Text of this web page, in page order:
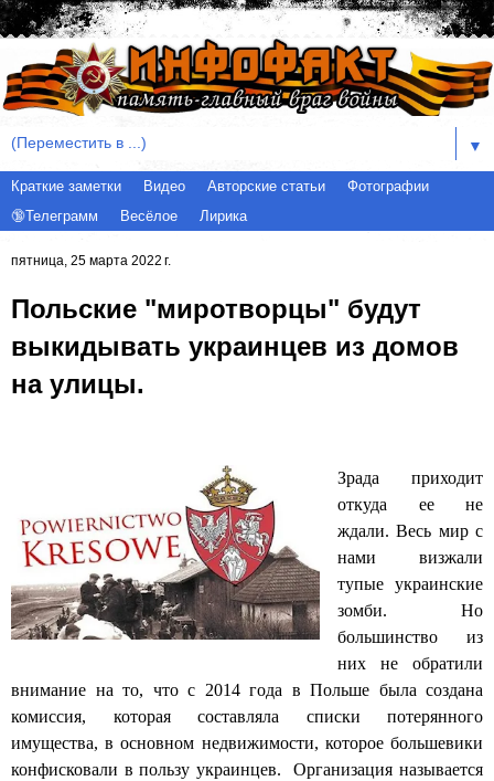
▼
Краткие заметки Видео Авторские статьи
Фотографии
🔞Телеграмм
Весёлое Лирика
пятница, 25 марта 2022 г.
Польские "миротворцы" будут
выкидывать украинцев из домов
на улицы.
Зрада приходит
откуда ее не
ждали. Весь мир с
нами визжали
тупые украинские
зомби. Но
большинство из
них не обратили
внимание на то, что с 2014 года в Польше была создана
комиссия, которая составляла списки потерянного
имущества, в основном недвижимости, которое большевики
конфисковали в пользу украинцев.Организация называется